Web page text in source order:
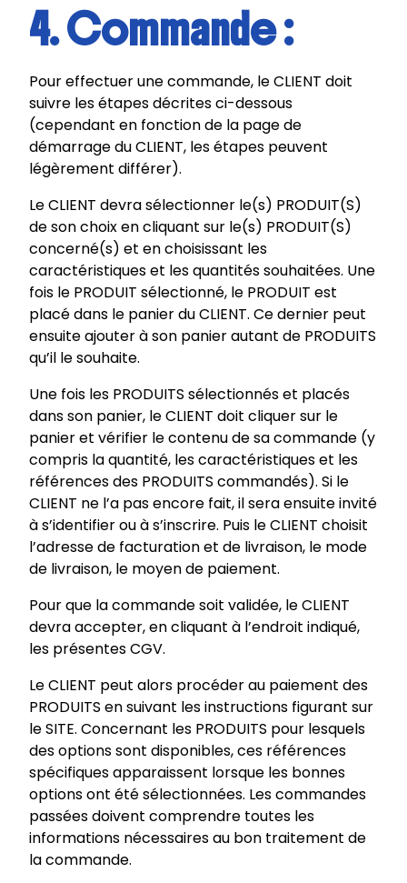
4. Commande :
Pour effectuer une commande, le CLIENT doit
suivre les étapes décrites ci-dessous
(cependant en fonction de la page de
démarrage du CLIENT, les étapes peuvent
légèrement différer).
Le CLIENT devra sélectionner le(s) PRODUIT(S)
de son choix en cliquant sur le(s) PRODUIT(S)
concerné(s) et en choisissant les
caractéristiques et les quantités souhaitées. Une
fois le PRODUIT sélectionné, le PRODUIT est
placé dans le panier du CLIENT. Ce dernier peut
ensuite ajouter à son panier autant de PRODUITS
qu’il le souhaite.
Une fois les PRODUITS sélectionnés et placés
dans son panier, le CLIENT doit cliquer sur le
panier et vérifier le contenu de sa commande (y
compris la quantité, les caractéristiques et les
références des PRODUITS commandés). Si le
CLIENT ne l’a pas encore fait, il sera ensuite invité
à s’identifier ou à s’inscrire. Puis le CLIENT choisit
l’adresse de facturation et de livraison, le mode
de livraison, le moyen de paiement.
Pour que la commande soit validée, le CLIENT
devra accepter, en cliquant à l’endroit indiqué,
les présentes CGV.
Le CLIENT peut alors procéder au paiement des
PRODUITS en suivant les instructions figurant sur
le SITE. Concernant les PRODUITS pour lesquels
des options sont disponibles, ces références
spécifiques apparaissent lorsque les bonnes
options ont été sélectionnées. Les commandes
passées doivent comprendre toutes les
informations nécessaires au bon traitement de
la commande.